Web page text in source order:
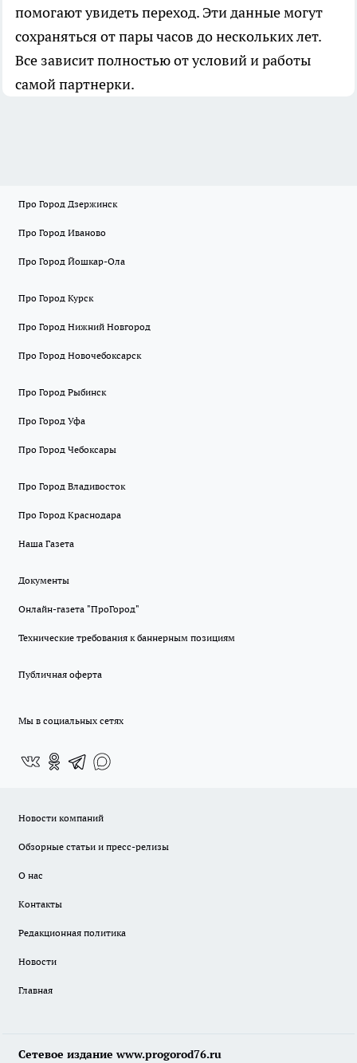
помогают увидеть переход. Эти данные могут
сохраняться от пары часов до нескольких лет.
Все зависит полностью от условий и работы
самой партнерки.
Про Город Дзержинск
Про Город Иваново
Про Город Йошкар-Ола
Про Город Курск
Про Город Нижний Новгород
Про Город Новочебоксарск
Про Город Рыбинск
Про Город Уфа
Про Город Чебоксары
Про Город Владивосток
Про Город Краснодара
Наша Газета
Документы
Онлайн-газета "ПроГород"
Технические требования к баннерным позициям
Публичная оферта
Мы в социальных сетях
Новости компаний
Обзорные статьи и пресс-релизы
О нас
Контакты
Редакционная политика
Новости
Главная
Сетевое издание www.progorod76.ru